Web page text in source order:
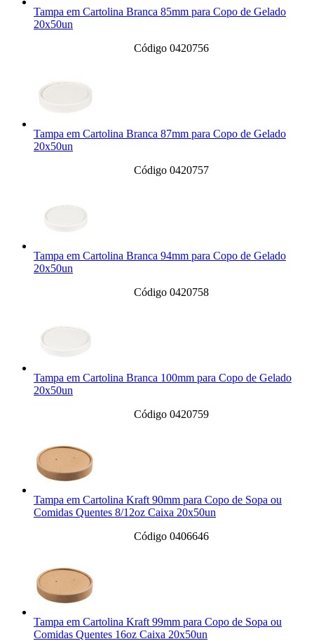
Tampa em Cartolina Branca 85mm para Copo de Gelado
20x50un
Código 0420756
Tampa em Cartolina Branca 87mm para Copo de Gelado
20x50un
Código 0420757
Tampa em Cartolina Branca 94mm para Copo de Gelado
20x50un
Código 0420758
Tampa em Cartolina Branca 100mm para Copo de Gelado
20x50un
Código 0420759
Tampa em Cartolina Kraft 90mm para Copo de Sopa ou
Comidas Quentes 8/12oz Caixa 20x50un
Código 0406646
Tampa em Cartolina Kraft 99mm para Copo de Sopa ou
Comidas Quentes 16oz Caixa 20x50un